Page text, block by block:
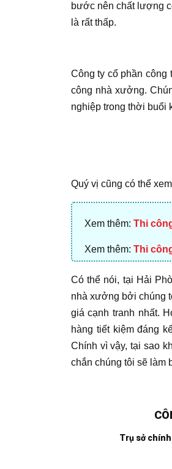
bước nên chất lượng
là rất thấp.
Công ty cổ phần công
công nhà xưởng.
nghiệp trong thời buổi
Quý vị cũng có thể
Xem thêm: Thi
Xem thêm: Thi
Có thể nói, tại Hải
nhà xưởng bởi chúng
giá cạnh tranh nhất.
hàng tiết kiệm đáng
Chính vì vậy, tại sao
chắn chúng tôi sẽ làm
Trụ sở chính